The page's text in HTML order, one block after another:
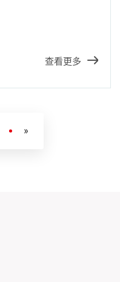
查看更多
»